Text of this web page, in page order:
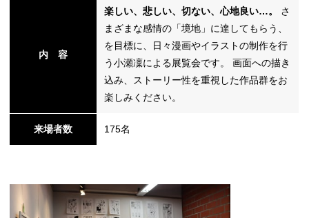
内 容
楽しい、悲しい、切ない、心地良い…。
さ
まざまな感情の「境地」に達してもらう、
を目標に、日々漫画やイラストの制作を行
う小瀬凜による展覧会です。 画面への描き
込み、ストーリー性を重視した作品群をお
楽しみください。
来場者数 175名